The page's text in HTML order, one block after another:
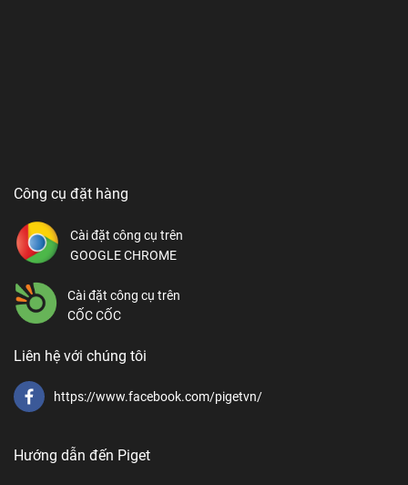
Công cụ đặt hàng
Cài đặt công cụ trên
GOOGLE CHROME
Cài đặt công cụ trên
CỐC CỐC
Liên hệ với chúng tôi
https://www.facebook.com/pigetvn/
Hướng dẫn đến Piget